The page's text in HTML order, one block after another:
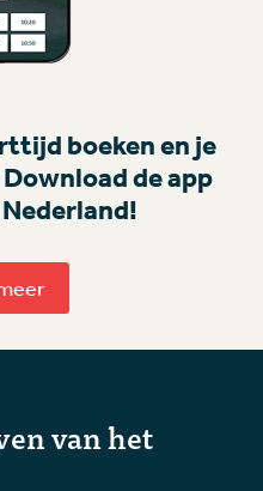
boeken en je
de app
van het